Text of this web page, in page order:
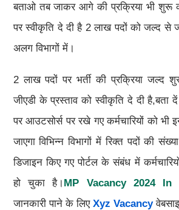
बताओ तब जाकर आगे की प्रक्रिया भी शुरू
पर स्वीकृति दे दी है 2 लाख पदों को जल्द से
अलग विभागों में।
2 लाख पदों पर भर्ती की प्रक्रिया जल्द
जीएडी के प्रस्ताव को स्वीकृति दे दी है,बता
पर आउटसोर्स पर रखे गए कर्मचारियों को भी
जाएगा विभिन्न विभागों में रिक्त पदों की
डिजाइन किए गए पोर्टल के संबंध में
हो चुका है। MP Vacancy 2024
जानकारी पाने के लिए Xyz Vacancy